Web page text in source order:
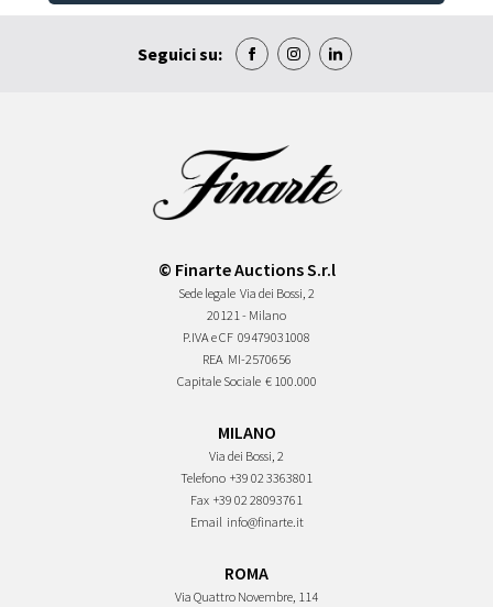
Seguici su:
© Finarte Auctions S.r.l
Sede legale Via dei Bossi, 2
20121 - Milano
P.IVA e CF 09479031008
REA MI-2570656
Capitale Sociale € 100.000
MILANO
Via dei Bossi, 2
Telefono +39 02 3363801
Fax +39 02 28093761
Email info@finarte.it
ROMA
Via Quattro Novembre, 114